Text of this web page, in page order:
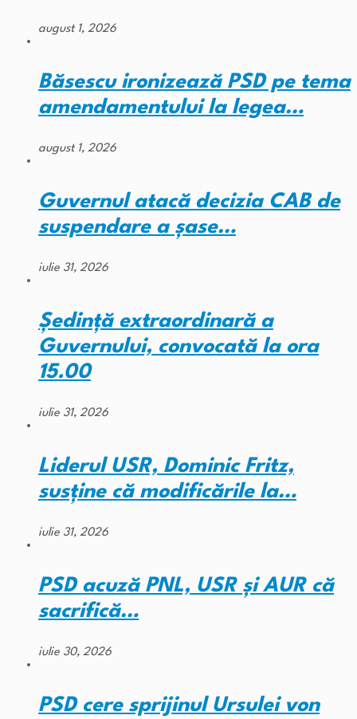
august 1, 2026
Băsescu ironizează PSD pe tema
amendamentului la legea…
august 1, 2026
Guvernul atacă decizia CAB de
suspendare a șase…
iulie 31, 2026
Ședință extraordinară a
Guvernului, convocată la ora
15.00
iulie 31, 2026
Liderul USR, Dominic Fritz,
susține că modificările la…
iulie 31, 2026
PSD acuză PNL, USR și AUR că
sacrifică…
iulie 30, 2026
PSD cere sprijinul Ursulei von